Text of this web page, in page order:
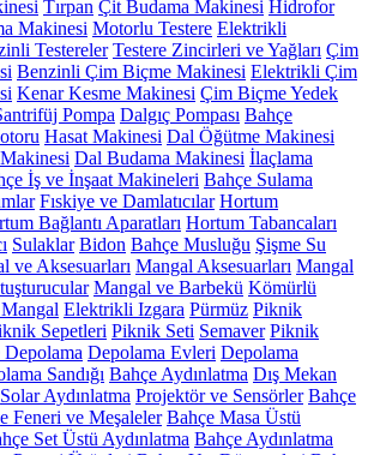
Tırpan Çit Budama Makinesi Hidrofor
Makinesi Motorlu Testere Elektrikli
Testereler Testere Zincirleri ve Yağları Çim
Benzinli Çim Biçme Makinesi Elektrikli Çim
Kenar Kesme Makinesi Çim Biçme Yedek
Pompa Dalgıç Pompası Bahçe
Hasat Makinesi Dal Öğütme Makinesi
Dal Budama Makinesi İlaçlama
İş ve İnşaat Makineleri Bahçe Sulama
Fıskiye ve Damlatıcılar Hortum
Bağlantı Aparatları Hortum Tabancaları
Sulaklar Bidon Bahçe Musluğu Şişme Su
ve Aksesuarları Mangal Aksesuarları Mangal
Mangal ve Barbekü Kömürlü
Elektrikli Izgara Pürmüz Piknik
Sepetleri Piknik Seti Semaver Piknik
Depolama Depolama Evleri Depolama
Sandığı Bahçe Aydınlatma Dış Mekan
Solar Aydınlatma Projektör ve Sensörler Bahçe
Feneri ve Meşaleler Bahçe Masa Üstü
Set Üstü Aydınlatma Bahçe Aydınlatma